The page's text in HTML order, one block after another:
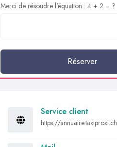
Merci de résoudre l'équation : 4 + 2 = ?
Réserver
Service client
https://annuaire.taxiproxi.ch